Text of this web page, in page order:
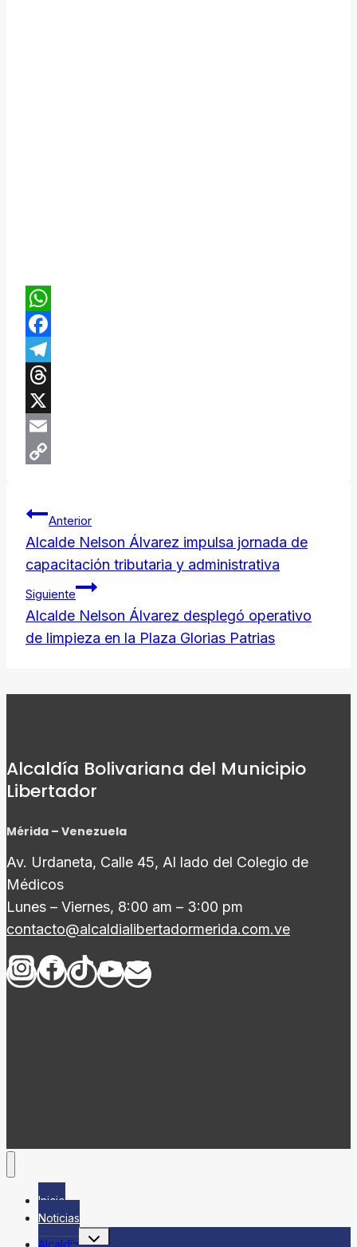
WhatsApp
Facebook
Telegram
Threads
X
Email
Navegación
de
entradas
Anterior
Alcalde Nelson Álvarez impulsa jornada de
capacitación tributaria y administrativa
Siguiente
Alcalde Nelson Álvarez desplegó operativo
de limpieza en la Plaza Glorias Patrias
Alcaldía Bolivariana del Municipio
Libertador
Mérida – Venezuela
Av. Urdaneta, Calle 45, Al lado del Colegio de
Médicos
Lunes – Viernes, 8:00 am – 3:00 pm
contacto@alcaldialibertadormerida.com.ve
Inicio
Noticias
Alternar